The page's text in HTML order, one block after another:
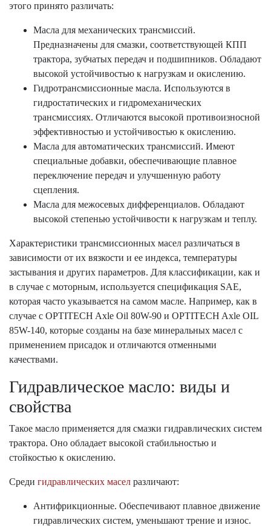
этого принято различать:
Масла для механических трансмиссий.
Предназначены для смазки, соответствующей КПП
трактора, зубчатых передач и подшипников. Обладают
высокой устойчивостью к нагрузкам и окислению.
Гидротрансмиссионные масла. Используются в
гидростатических и гидромеханических
трансмиссиях. Отличаются высокой противоизносной
эффективностью и устойчивостью к окислению.
Масла для автоматических трансмиссий. Имеют
специальные добавки, обеспечивающие плавное
переключение передач и улучшенную работу
сцепления.
Масла для межосевых дифференциалов. Обладают
высокой степенью устойчивости к нагрузкам и теплу.
Характеристики трансмиссионных масел различаться в
зависимости от их вязкости и ее индекса, температуры
застывания и других параметров. Для классификации, как и
в случае с моторным, используется спецификация SAE,
которая часто указывается на самом масле. Например, как в
случае с OPTITECH Axle Oil 80W-90 и OPTITECH Axle OIL
85W-140, которые созданы на базе минеральных масел с
применением присадок и отличаются отменными
качествами.
Гидравлическое масло: виды и
свойства
Такое масло применяется для смазки гидравлических систем
трактора. Оно обладает высокой стабильностью и
стойкостью к окислению.
Среди гидравлических масел различают:
Антифрикционные. Обеспечивают плавное движение
гидравлических систем, уменьшают трение и износ.